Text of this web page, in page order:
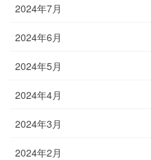
2024年7月
2024年6月
2024年5月
2024年4月
2024年3月
2024年2月